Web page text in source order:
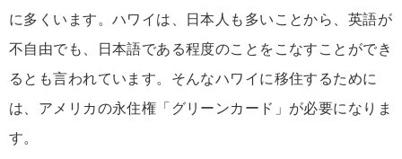
に多くいます。ハワイは、日本人も多いことから、英語が
不自由でも、日本語である程度のことをこなすことができ
るとも言われています。そんなハワイに移住するために
は、アメリカの永住権「グリーンカード」が必要になりま
す。